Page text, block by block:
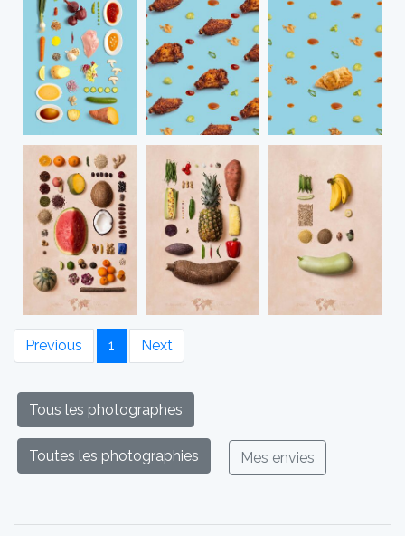
Previous 1 Next
Tous les photographes
Toutes les photographies Mes envies